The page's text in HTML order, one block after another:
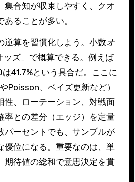
集合知が収束しやすく、クオ
あることが多い。
逆算を習慣化しよう。小数オ
ッズ」で概算できる。例えば
41.7%という具合だ。ここに
Poisson、ベイズ更新など）
性、ローテーション、対戦面
率との差分（エッジ）を定量
パーセントでも、サンプルが
優位になる。重要なのは、単
期待値の総和で意思決定を貫